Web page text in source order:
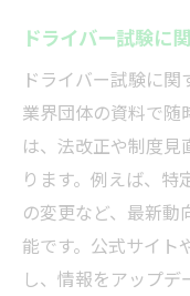
ドライバー試験に
ドライバー試験に
業界団体の資料で随
は、法改正や制度見
ります。例えば、
の変更など、最新動
能です。公式サイト
し、情報をアップ